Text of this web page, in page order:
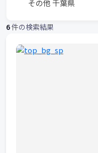
6件の検索結果